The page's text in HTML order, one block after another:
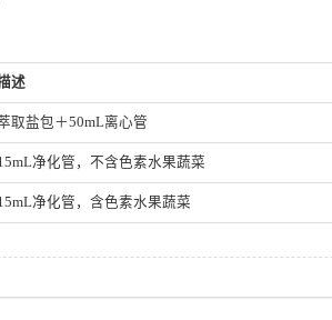
述
取盐包＋50mL离心管
净化管，不含色素水果蔬菜
净化管，含色素水果蔬菜